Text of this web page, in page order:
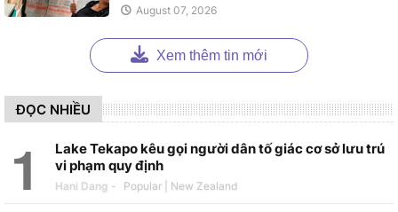
August 07, 2026
Xem thêm tin mới
ĐỌC NHIỀU
Lake Tekapo kêu gọi người dân tố giác cơ sở lưu trú
vi phạm quy định
Hani Dang -